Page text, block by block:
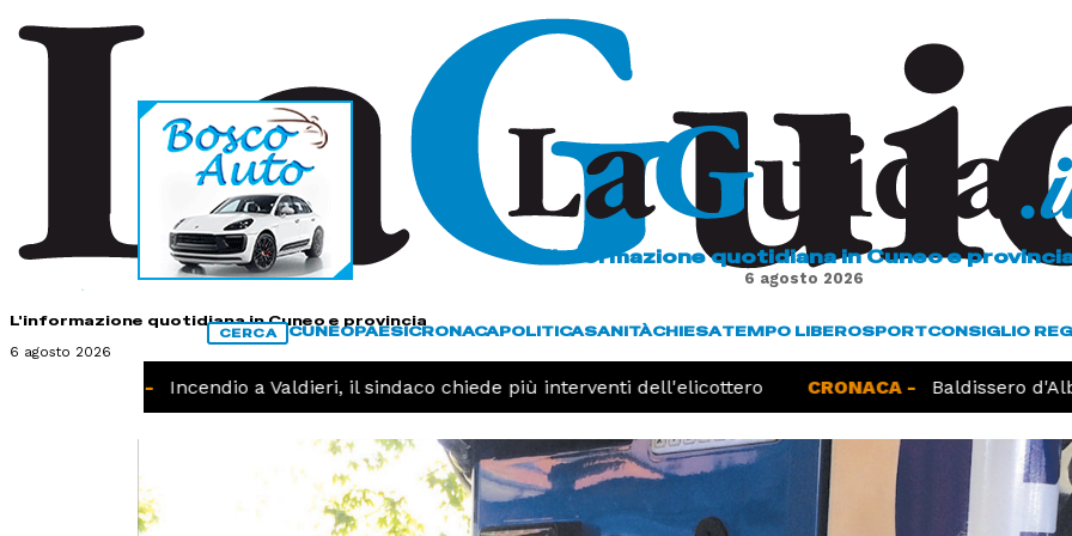
L'informazione quotidiana in Cuneo e provincia
6 agosto 2026
L'informazione quotidiana in Cuneo e
6 agosto 2026
CERCA CUNEOPAESICRONACAPOLITICASANITÀCHIESATEMPO LIBEROSPORTCONSIGLIO
Incendio a Valdieri, il sindaco chiede più interventi dell'elicottero CRONACA - Baldissero